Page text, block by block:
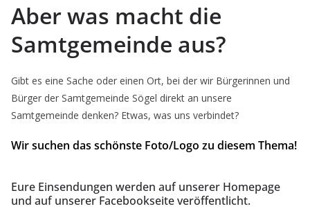
Aber was macht die
Samtgemeinde aus?
Gibt es eine Sache oder einen Ort, bei der wir Bürgerinnen und
Bürger der Samtgemeinde Sögel direkt an unsere
Samtgemeinde denken? Etwas, was uns verbindet?
Wir suchen das schönste Foto/Logo zu diesem Thema!
Eure Einsendungen werden auf unserer Homepage
und auf unserer Facebookseite veröffentlicht.